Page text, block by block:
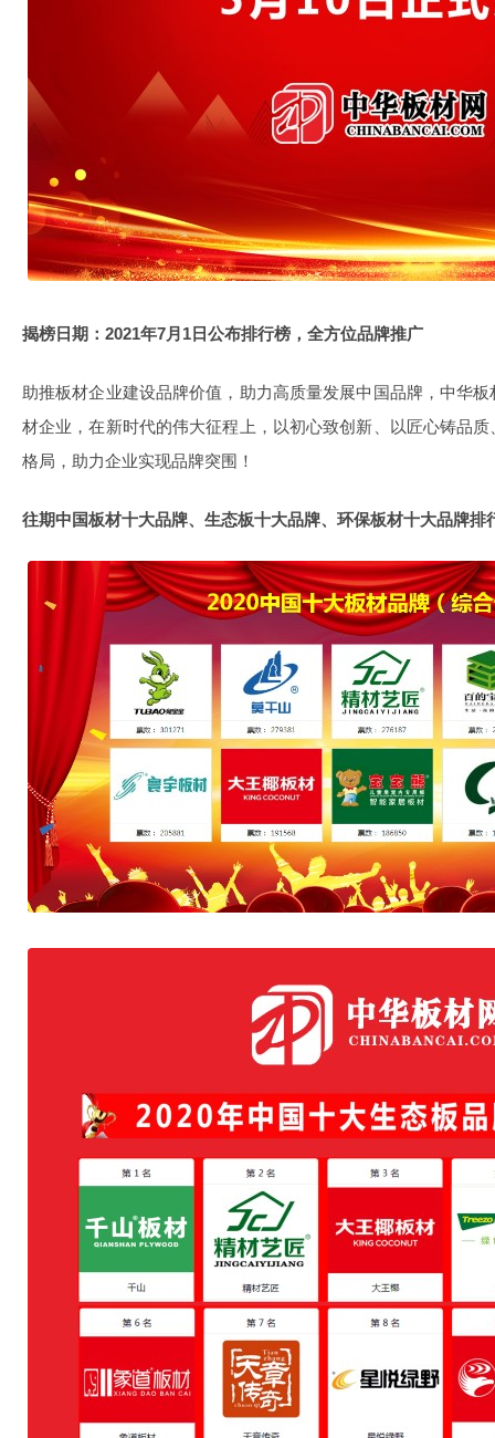
揭榜日期：2021年7月1日公布排行榜，全方位品牌推广
助推板材企业建设品牌价值，助力高质量发展中国品牌，中华
材企业，在新时代的伟大征程上，以初心致创新、以匠心铸品
格局，助力企业实现品牌突围！
往期中国板材十大品牌、生态板十大品牌、环保板材十大品牌排